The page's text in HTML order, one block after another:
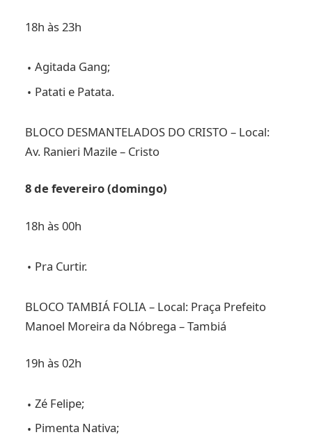
18h às 23h
Agitada Gang;
Patati e Patata.
BLOCO DESMANTELADOS DO CRISTO – Local:
Av. Ranieri Mazile – Cristo
8 de fevereiro (domingo)
18h às 00h
Pra Curtir.
BLOCO TAMBIÁ FOLIA – Local: Praça Prefeito
Manoel Moreira da Nóbrega – Tambiá
19h às 02h
Zé Felipe;
Pimenta Nativa;